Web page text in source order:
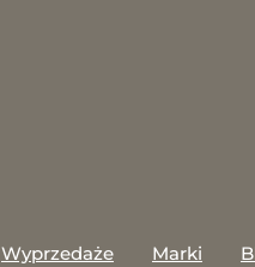
Wyprzedaże Marki